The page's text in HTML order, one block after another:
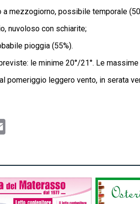
a mezzogiorno, possibile temporale
nuvoloso con schiarite;
pioggia (55%).
le minime 20°/21°. Le massime
pomeriggio leggero vento, in serata